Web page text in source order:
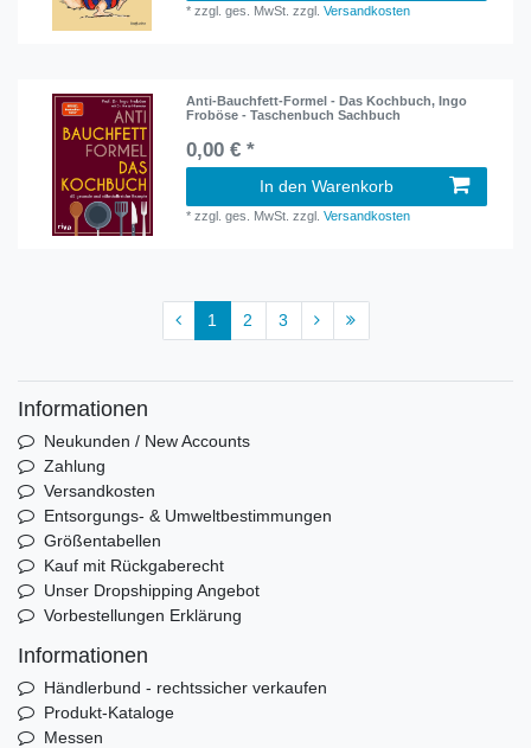
*zzgl. ges. MwSt. zzgl.Versandkosten
Anti-Bauchfett-Formel - Das Kochbuch, Ingo
Froböse - Taschenbuch Sachbuch
0,00 € *
In den Warenkorb
*zzgl. ges. MwSt. zzgl.Versandkosten
1 2 3
Informationen
Neukunden / New Accounts
Zahlung
Versandkosten
Entsorgungs- & Umweltbestimmungen
Größentabellen
Kauf mit Rückgaberecht
Unser Dropshipping Angebot
Vorbestellungen Erklärung
Informationen
Händlerbund - rechtssicher verkaufen
Produkt-Kataloge
Messen